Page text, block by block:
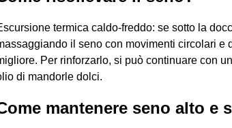
termica caldo-freddo: se sotto la
il seno con movimenti circolari e
Per rinforzarlo, si può continuare con
di mandorle dolci.
mantenere seno alto e